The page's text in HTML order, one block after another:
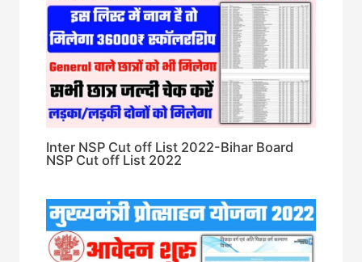
Inter NSP Cut off List 2022-Bihar Board
NSP Cut off List 2022